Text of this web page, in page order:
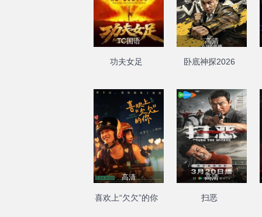
TC国语
功夫女足
高清
卧底神探2026
高清
喜欢上“欠欠”的你
高清
扫恶